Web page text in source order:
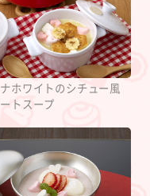
ホワイトのシチュー風
トスープ